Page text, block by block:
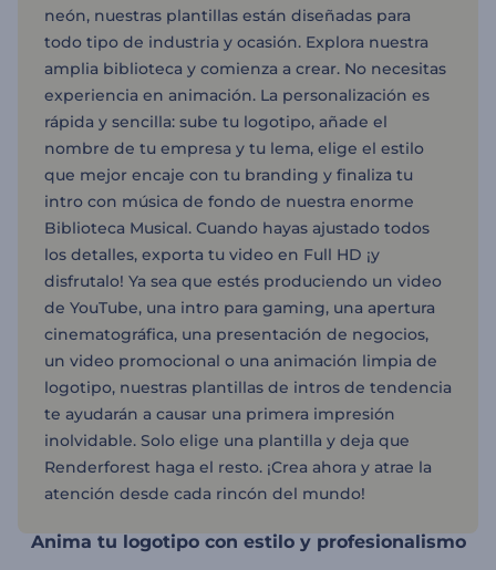
neón, nuestras plantillas están diseñadas para
todo tipo de industria y ocasión. Explora nuestra
amplia biblioteca y comienza a crear. No necesitas
experiencia en animación. La personalización es
rápida y sencilla: sube tu logotipo, añade el
nombre de tu empresa y tu lema, elige el estilo
que mejor encaje con tu branding y finaliza tu
intro con música de fondo de nuestra enorme
Biblioteca Musical. Cuando hayas ajustado todos
los detalles, exporta tu video en Full HD ¡y
disfrutalo! Ya sea que estés produciendo un video
de YouTube, una intro para gaming, una apertura
cinematográfica, una presentación de negocios,
un video promocional o una animación limpia de
logotipo, nuestras plantillas de intros de tendencia
te ayudarán a causar una primera impresión
inolvidable. Solo elige una plantilla y deja que
Renderforest haga el resto. ¡Crea ahora y atrae la
atención desde cada rincón del mundo!
Anima tu logotipo con estilo y profesionalismo